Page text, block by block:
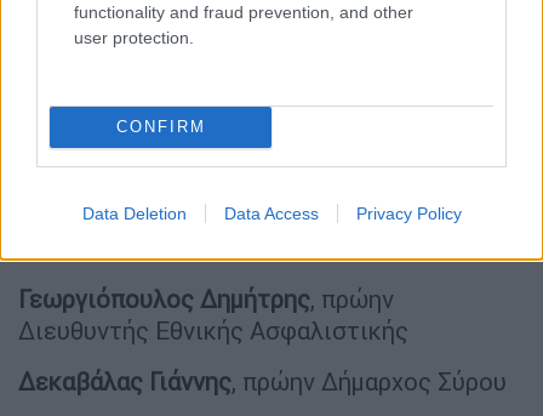
functionality and fraud prevention, and other
user protection.
CONFIRM
Data Deletion Data Access Privacy Policy
Γεωργιόπουλος Δημήτρης, πρώην
Διευθυντής Εθνικής Ασφαλιστικής
Δεκαβάλας Γιάννης, πρώην Δήμαρχος Σύρου